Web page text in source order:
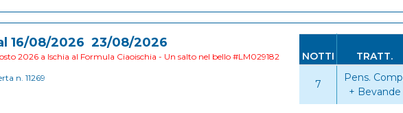
16/08/2026 23/08/2026
2026 a Ischia al Formula Ciaoischia - Un salto nel bello #LM029182
n. 11269
NOTTI TRATT.
7
Pens. Compl
+ Bevande